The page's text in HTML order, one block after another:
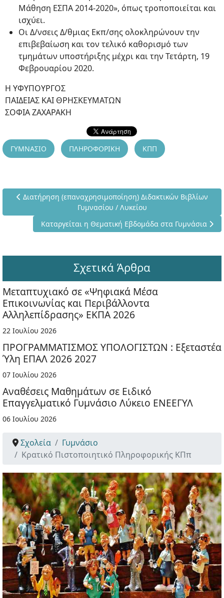
Μάθηση ΕΣΠΑ 2014-2020», όπως τροποποιείται και
ισχύει.
Οι Δ/νσεις Δ/θμιας Εκπ/σης ολοκληρώνουν την
επιβεβαίωση και τον τελικό καθορισμό των
τμημάτων υποστήριξης μέχρι και την Τετάρτη, 19
Φεβρουαρίου 2020.
Η ΥΦΥΠΟΥΡΓΟΣ
ΠΑΙΔΕΙΑΣ ΚΑΙ ΘΡΗΣΚΕΥΜΑΤΩΝ
ΣΟΦΙΑ ΖΑΧΑΡΑΚΗ
ΓΥΜΝΑΣΙΟ ΠΛΗΡΟΦΟΡΙΚΗ ΚΠΠ
Προηγούμενο άρθρο: Διατήρηση (επαναχρησιμοποίηση)
Διατήρηση (επαναχρησιμοποίηση) Διδακτικών Βιβλίων
Γυμνασίου / Λυκείου
Επόμενο άρθρο: Καταργείται η Θεματική Εβδομάδα
Καταργείται η Θεματική Εβδομάδα στα Γυμνάσια
Σχετικά Άρθρα
Μεταπτυχιακό σε «Ψηφιακά Μέσα
Επικοινωνίας και Περιβάλλοντα
Αλληλεπίδρασης» ΕΚΠΑ 2026
22 Ιουλίου 2026
ΠΡΟΓΡΑΜΜΑΤΙΣΜΟΣ ΥΠΟΛΟΓΙΣΤΩΝ : Εξεταστέα
Ύλη ΕΠΑΛ 2026 2027
07 Ιουλίου 2026
Αναθέσεις Μαθημάτων σε Ειδικό
Επαγγελματικό Γυμνάσιο Λύκειο ΕΝΕΕΓΥΛ
06 Ιουλίου 2026
Σχολεία
Γυμνάσιο
Κρατικό Πιστοποιητικό Πληροφορικής ΚΠπ